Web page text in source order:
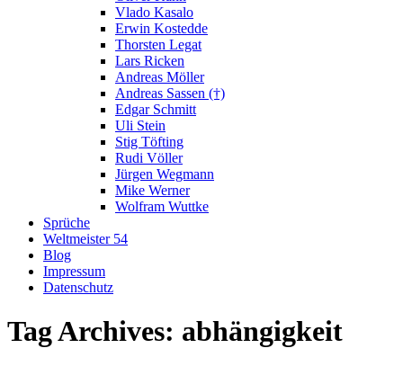
Vlado Kasalo
Erwin Kostedde
Thorsten Legat
Lars Ricken
Andreas Möller
Andreas Sassen (†)
Edgar Schmitt
Uli Stein
Stig Töfting
Rudi Völler
Jürgen Wegmann
Mike Werner
Wolfram Wuttke
Sprüche
Weltmeister 54
Blog
Impressum
Datenschutz
Tag Archives: abhängigkeit